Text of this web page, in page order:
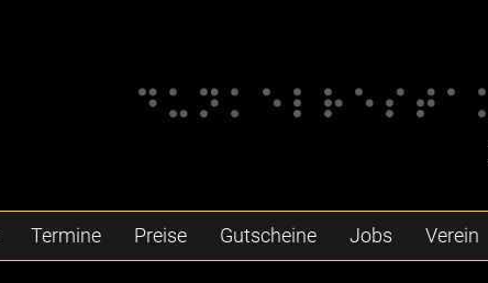
Termine Preise Gutscheine Jobs Verein